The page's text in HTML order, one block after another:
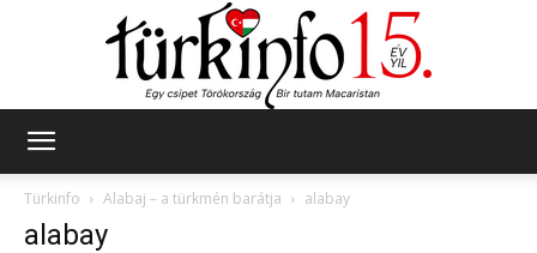
Türkinfo
Alabaj – a türkmén barátja alabay
alabay